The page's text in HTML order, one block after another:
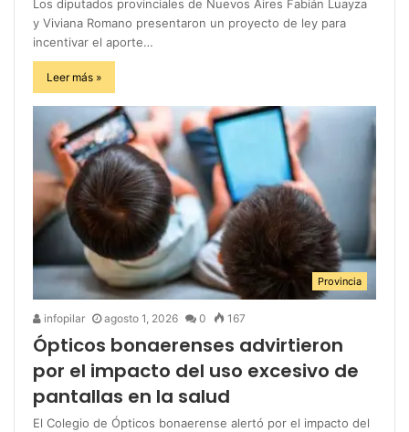
Los diputados provinciales de Nuevos Aires Fabián Luayza
y Viviana Romano presentaron un proyecto de ley para
incentivar el aporte…
Leer más »
Provincia
infopilar agosto 1, 2026 0 167
Ópticos bonaerenses advirtieron
por el impacto del uso excesivo de
pantallas en la salud
El Colegio de Ópticos bonaerense alertó por el impacto del